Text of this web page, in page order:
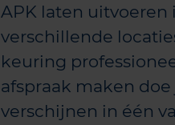
APK laten uitvoeren
verschillende
keuring
afspraak maken
verschijnen in één